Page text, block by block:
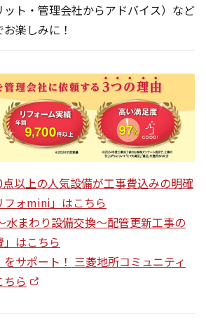
ト・管理会社からアドバイス）など
楽しみに！
点以上の人気設備が工事費込みの明確
フォmini」はこちら
水まわり設備交換～配管更新工事の
」はこちら
サポート！ 三菱地所コミュニティ
ちら